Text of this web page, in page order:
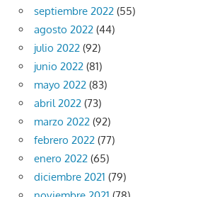
septiembre 2022 (55)
agosto 2022 (44)
julio 2022 (92)
junio 2022 (81)
mayo 2022 (83)
abril 2022 (73)
marzo 2022 (92)
febrero 2022 (77)
enero 2022 (65)
diciembre 2021 (79)